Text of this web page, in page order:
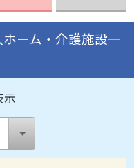
ーム・介護施設一
示